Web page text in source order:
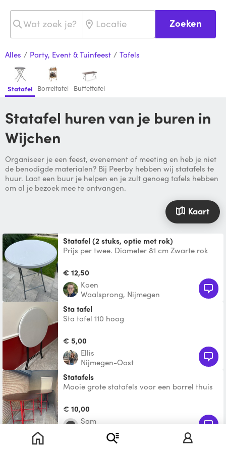
Zoeken
Alles / Party, Event & Tuinfeest / Tafels
Statafel Borreltafel Buffettafel
Statafel huren van je buren in
Wijchen
Organiseer je een feest, evenement of meeting en heb je niet
de benodigde materialen? Bij Peerby hebben wij statafels te
huur. Laat een buur je helpen en je zult genoeg tafels hebben
om al je bezoek mee te ontvangen.
Kaart
Statafel (2 stuks, optie met rok)
Prijs per twee. Diameter 81 cm Zwarte rok
€ 12,50
Koen
Waalsprong, Nijmegen
Sta tafel
Sta tafel 110 hoog
€ 5,00
Ellis
Nijmegen-Oost
Statafels
Mooie grote statafels voor een borrel thuis
blad is te
€ 10,00
Sam
Nijmegen-Centrum